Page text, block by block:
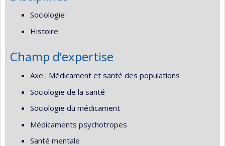
Sociologie
Histoire
Champ d’expertise
Axe : Médicament et santé des populations
Sociologie de la santé
Sociologie du médicament
Médicaments psychotropes
Santé mentale